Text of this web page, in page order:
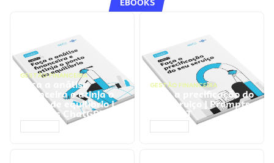
EBOOKS
GESTÃO FINANCEIRA
Faça a análise
financeira e atinja o
ponto de equilíbrio |
Prompts ChatGPT
GESTÃO FINANCEIRA
Faça a precificação do
seu serviço | Prompts
ChatGPT